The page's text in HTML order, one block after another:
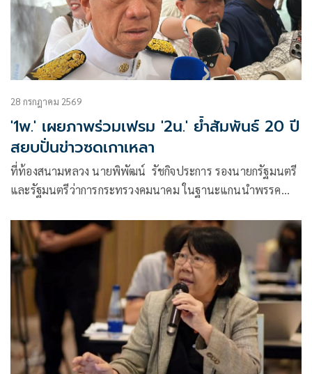
28 กรกฎาคม 2569
'1พ.' เผยภาพร่วมเฟรม '2น.' ย้ำสัมพันธ์ 20 ปี
สยบปั่นข่าวซดเกาเหลา
ที่ท้องสนามหลวง นายพิพัฒน์ รัชกิจประการ รองนายกรัฐมนตรี
และรัฐมนตรีว่าการกระทรวงคมนาคม ในฐานะแกนนำพรรค